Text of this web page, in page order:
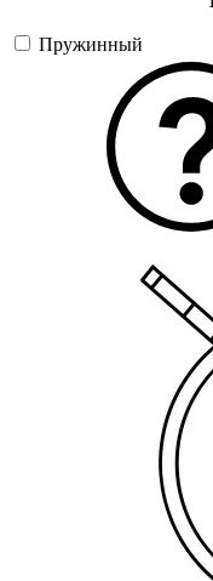
Пружинный